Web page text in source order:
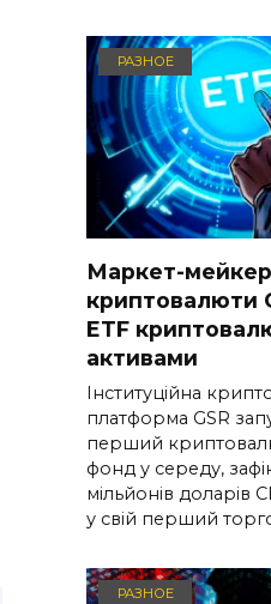
РАЗНОЕ
Маркет-мейкер
криптовалюти
ETF
активами
Інституційна
платформа GSR
перший
фонд у середу,
мільйонів доларів
у свій перший
РАЗНОЕ